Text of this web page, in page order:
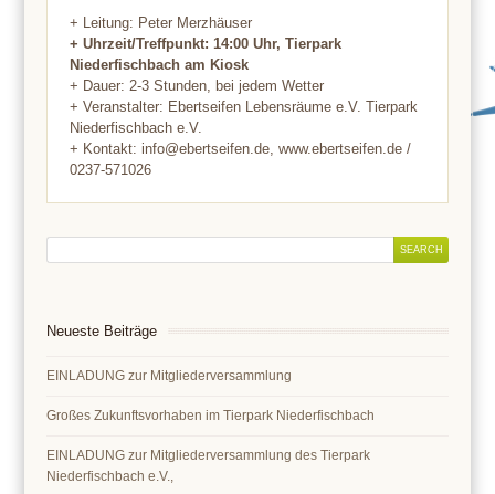
+ Leitung: Peter Merzhäuser
+ Uhrzeit/Treffpunkt: 14:00 Uhr, Tierpark
Niederfischbach am Kiosk
+ Dauer: 2-3 Stunden, bei jedem Wetter
+ Veranstalter: Ebertseifen Lebensräume e.V. Tierpark
Niederfischbach e.V.
+ Kontakt: info@ebertseifen.de, www.ebertseifen.de /
0237-571026
Neueste Beiträge
EINLADUNG zur Mitgliederversammlung
Großes Zukunftsvorhaben im Tierpark Niederfischbach
EINLADUNG zur Mitgliederversammlung des Tierpark
Niederfischbach e.V.,